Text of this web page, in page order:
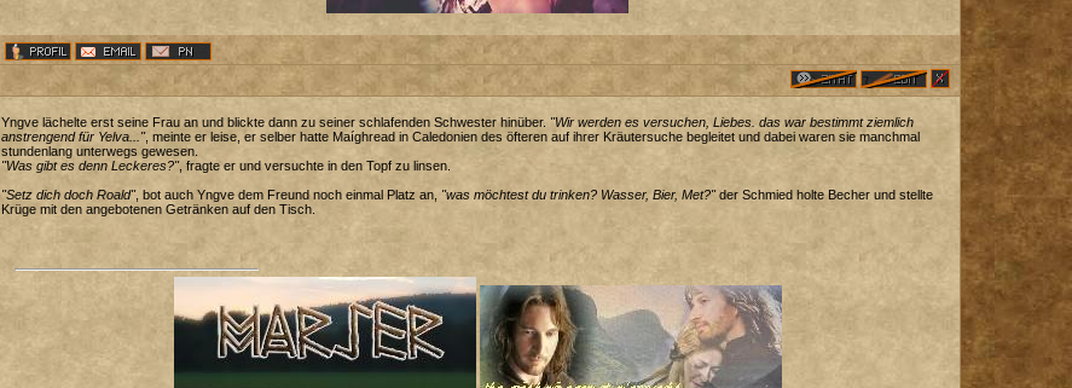
Yngve lächelte erst seine Frau an und blickte dann zu seiner schlafenden Schwester hinüber. "Wir werden es versuchen, Liebes. das war bestimmt ziemlich
anstrengend für Yelva...", meinte er leise, er selber hatte Maíghread in Caledonien des öfteren auf ihrer Kräutersuche begleitet und dabei waren sie manchmal
stundenlang unterwegs gewesen.
"Was gibt es denn Leckeres?", fragte er und versuchte in den Topf zu linsen.
"Setz dich doch Roald", bot auch Yngve dem Freund noch einmal Platz an, "was möchtest du trinken? Wasser, Bier, Met?"der Schmied holte Becher und stellte
Krüge mit den angebotenen Getränken auf den Tisch.